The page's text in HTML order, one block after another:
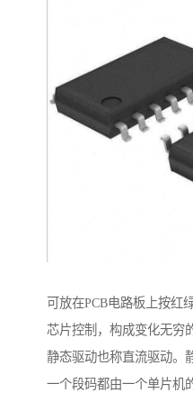
可放在PCB电路板上按红
芯片控制，构成变化无穷
静态驱动也称直流驱动。
一个段码都由一个单片机